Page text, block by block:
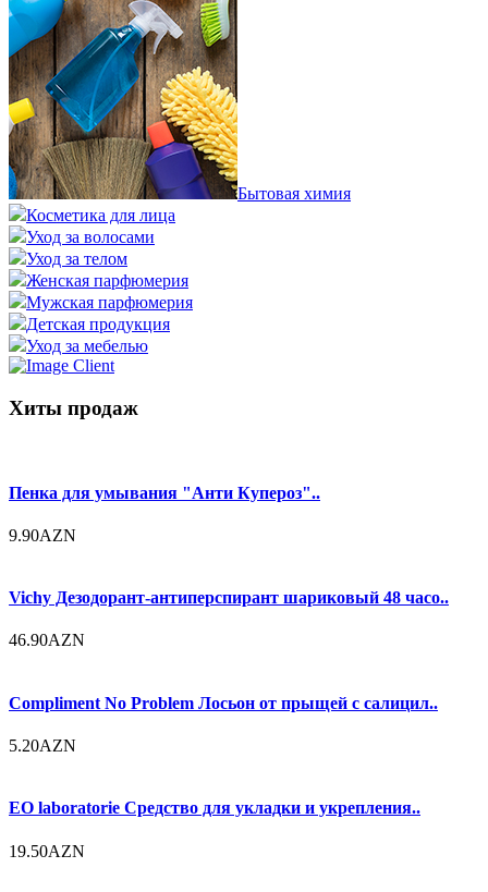
Бытовая химия
Косметика для лица
Уход за волосами
Уход за телом
Женская парфюмерия
Мужская парфюмерия
Детская продукция
Уход за мебелью
Хиты продаж
Пенка для умывания "Анти Купероз"..
9.90AZN
Vichy Дезодорант-антиперспирант шариковый 48 часо..
46.90AZN
Compliment No Problem Лосьон от прыщей с салицил..
5.20AZN
EO laboratorie Средство для укладки и укрепления..
19.50AZN